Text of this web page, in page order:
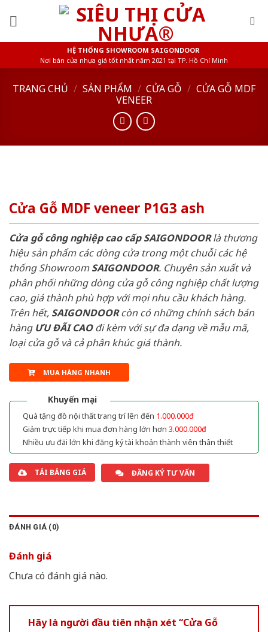
HỆ THỐNG SHOWROOM SAIGONDOOR
Nơi bán cửa nhựa giá tốt nhất năm 2021 tại TP. Hồ Chí Minh
TRANG CHỦ / SẢN PHẨM / CỬA GỖ / CỬA GỖ MDF
VENEER
Cửa Gỗ MDF veneer P1G3 ash
Cửa gỗ công nghiệp cao cấp SAIGONDOORlà thương
hiệu sản phẩm các dòng cửa trong một chuỗi các hệ
thống ShowroomSAIGONDOOR. Chuyên sản xuất và
phân phối những dòng cửa gỗ công nghiệp chất lượng
cao, giá thành phù hợp với mọi nhu cầu khách hàng.
Trên hết, SAIGONDOORcòn có những chính sách bán
hàng ƯU ĐÃI CAOđi kèm với sự đa dạng về mẫu mã,
loại cửa gỗ và cả phân khúc giá thành.
MUA HÀNG NHANH
Khuyến mại
Quà tặng đồ nội thất trang trí lên đến 1.000.000đ
Giảm trực tiếp khi mua đơn hàng lớn hơn 3.000.000đ
Nhiều ưu đãi lớn khi đăng ký tài khoản thành viên thân thiết
TẢI BẢNG GIÁ ĐĂNG KÝ TƯ VẤN
ĐÁNH GIÁ (0)
Đánh giá
Chưa có đánh giá nào.
Hãy là người đầu tiên nhận xét “Cửa Gỗ